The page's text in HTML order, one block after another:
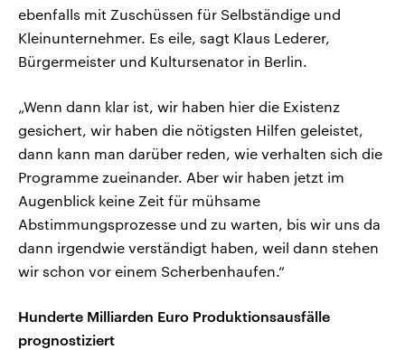
ebenfalls mit Zuschüssen für Selbständige und
Kleinunternehmer. Es eile, sagt Klaus Lederer,
Bürgermeister und Kultursenator in Berlin.
„Wenn dann klar ist, wir haben hier die Existenz
gesichert, wir haben die nötigsten Hilfen geleistet,
dann kann man darüber reden, wie verhalten sich die
Programme zueinander. Aber wir haben jetzt im
Augenblick keine Zeit für mühsame
Abstimmungsprozesse und zu warten, bis wir uns da
dann irgendwie verständigt haben, weil dann stehen
wir schon vor einem Scherbenhaufen.“
Hunderte Milliarden Euro Produktionsausfälle
prognostiziert